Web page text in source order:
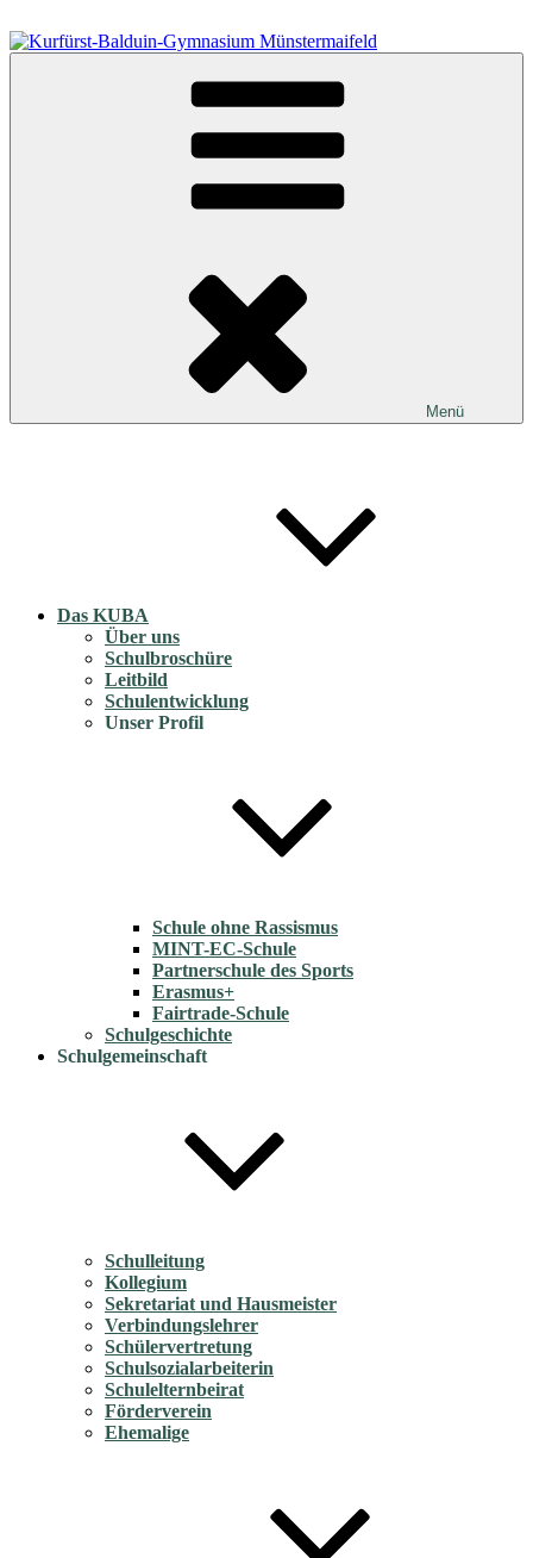
Inhalt
springen
Kurfürst-Balduin-Gymnasium Münstermaifeld
Menü
Das KUBA
Über uns
Schulbroschüre
Leitbild
Schulentwicklung
Unser Profil
Schule ohne Rassismus
MINT-EC-Schule
Partnerschule des Sports
Erasmus+
Fairtrade-Schule
Schulgeschichte
Schulgemeinschaft
Schulleitung
Kollegium
Sekretariat und Hausmeister
Verbindungslehrer
Schülervertretung
Schulsozialarbeiterin
Schulelternbeirat
Förderverein
Ehemalige